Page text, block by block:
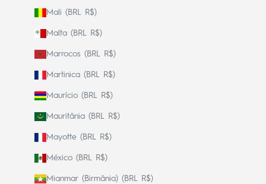
Mali (BRL R$)
Malta (BRL R$)
Marrocos (BRL R$)
Martinica (BRL R$)
Maurício (BRL R$)
Mauritânia (BRL R$)
Mayotte (BRL R$)
México (BRL R$)
Mianmar (Birmânia) (BRL R$)